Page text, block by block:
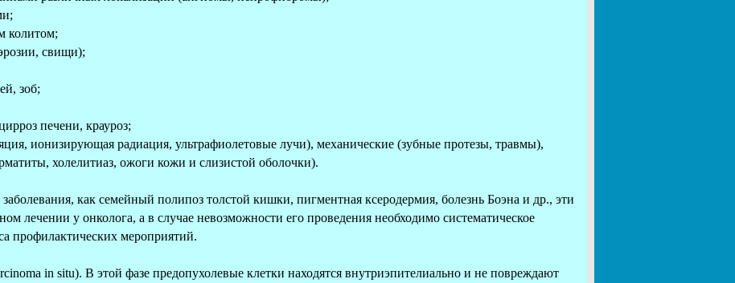
колитом;
свищи);
зоб;
печени, крауроз;
ионизирующая радиация, ультрафиолетовые лучи), механические (зубные протезы, травмы),
холелитиаз, ожоги кожи и слизистой оболочки).
как семейный полипоз толстой кишки, пигментная ксеродермия, болезнь Боэна и др., эти
лечении у онколога, а в случае невозможности его проведения необходимо систематическое
профилактических мероприятий.
in situ). В этой фазе предопухолевые клетки находятся внутриэпителиально и не повреждают